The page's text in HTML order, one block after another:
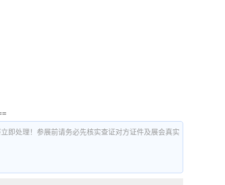
即处理！参展前请务必先核实查证对方证件及展会真实